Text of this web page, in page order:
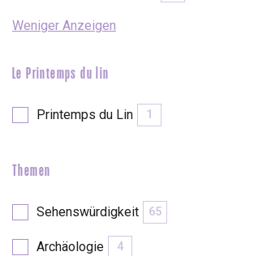
Weniger Anzeigen
Le Printemps du lin
Printemps du Lin 1
Themen
Sehenswürdigkeit 65
Archäologie 4